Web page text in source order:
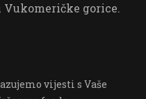
Vukomeričke gorice.
vijesti s Vaše